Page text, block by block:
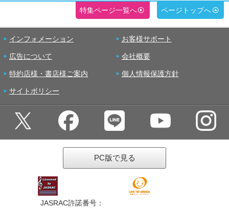
特集ページ一覧へ ページトップへ
インフォメーション お客様サポート
広告について 会社概要
特約店様・書店様ご案内 個人情報保護方針
サイトポリシー
PC版で見る
JASRAC許諾番号：